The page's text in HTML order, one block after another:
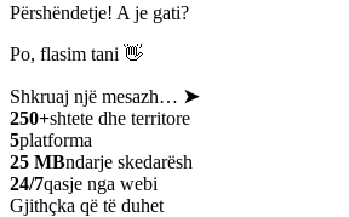
Përshëndetje! A je gati?
Po, flasim tani 👋
Shkruaj një mesazh… ➤
250+shtete dhe territore
5platforma
25 MBndarje skedarësh
24/7qasje nga webi
Gjithçka që të duhet